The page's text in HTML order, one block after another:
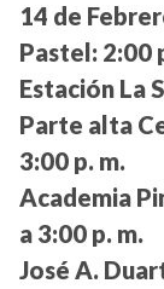
14 de
Pastel: 2:00
Estación La
Parte alta
3:00 p. m.
Academia
a 3:00 p. m.
José A.